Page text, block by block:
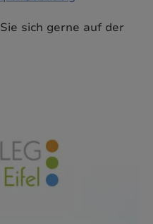
sich gerne auf der